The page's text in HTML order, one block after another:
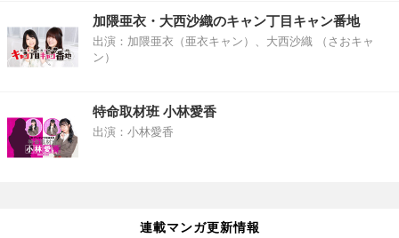
加隈亜衣・大西沙織のキャン丁目キャン番地
出演：加隈亜衣（亜衣キャン）、大西沙織 （さおキャ
ン）
特命取材班 小林愛香
出演：小林愛香
連載マンガ更新情報